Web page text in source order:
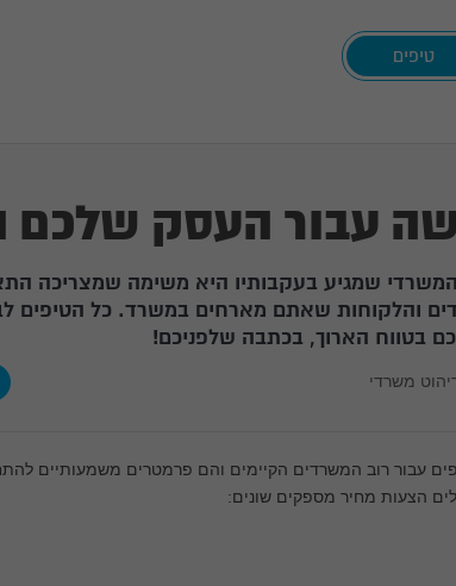
טיפים
עבור העסק שלכם
שמגיע בעקבותיו היא משימה שמצריכה
והלקוחות שאתם מארחים במשרד. כל הטיפים
בטווח הארוך, בכתבה שלפניכם!
משרדי
עבור רוב המשרדים הקיימים והם פרמטרים משמעותיים
הצעות מחיר מספקים שונים: